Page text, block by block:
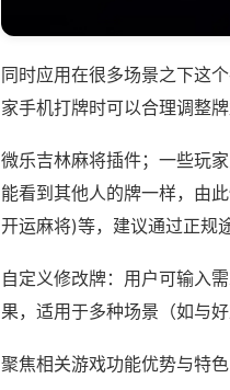
同时应用在很多场景之下这
家手机打牌时可以合理调整
微乐吉林麻将插件；一些玩
能看到其他人的牌一样，由
开运麻将)等，建议通过正规
自定义修改牌：用户可输入
果，适用于多种场景（如与
聚焦相关游戏功能优势与特色